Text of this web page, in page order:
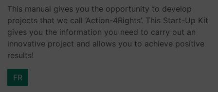
This manual gives you the opportunity to develop
projects that we call ‘Action-4Rights’. This Start-Up Kit
gives you the information you need to carry out an
innovative project and allows you to achieve positive
results!
FR